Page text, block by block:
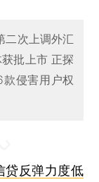
二次上调外汇
批上市 正探
侵害用户权
贷反弹力度低